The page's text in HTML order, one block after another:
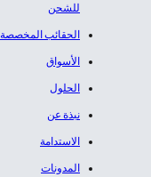
للشحن
الحقائب المخصصة
الأسواق
الحلول
نبذة عن
الاستدامة
المدونات